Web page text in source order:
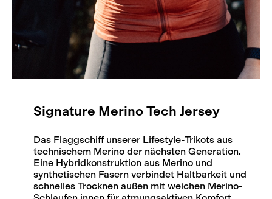
Signature Merino Tech Jersey
Das Flaggschiff unserer Lifestyle-Trikots aus
technischem Merino der nächsten Generation.
Eine Hybridkonstruktion aus Merino und
synthetischen Fasern verbindet Haltbarkeit und
schnelles Trocknen außen mit weichen Merino-